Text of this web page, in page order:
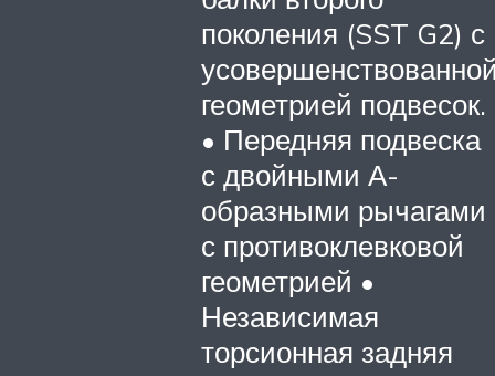
поколения (SST G2) с
геометрией подвесок.
• Передняя подвеска
с двойными А-
образными рычагами
с противоклевковой
геометрией •
Независимая
торсионная задняя